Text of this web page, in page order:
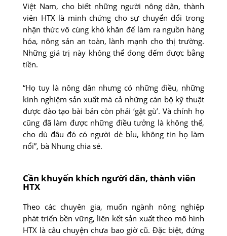
Việt Nam, cho biết những người nông dân, thành
viên HTX là minh chứng cho sự chuyển đổi trong
nhận thức vô cùng khó khăn để làm ra nguồn hàng
hóa, nông sản an toàn, lành mạnh cho thị trường.
Những giá trị này không thể đong đếm được bằng
tiền.
“Họ tuy là nông dân nhưng có những điều, những
kinh nghiệm sản xuất mà cả những cán bộ kỹ thuật
được đào tạo bài bản còn phải ‘gật gù’. Và chính họ
cũng đã làm được những điều tưởng là không thể,
cho dù đâu đó có người dè bỉu, không tin họ làm
nổi”, bà Nhung chia sẻ.
Cần khuyến khích người dân, thành viên
HTX
Theo các chuyên gia, muốn ngành nông nghiệp
phát triển bền vững, liên kết sản xuất theo mô hình
HTX là câu chuyện chưa bao giờ cũ. Đặc biệt, đứng